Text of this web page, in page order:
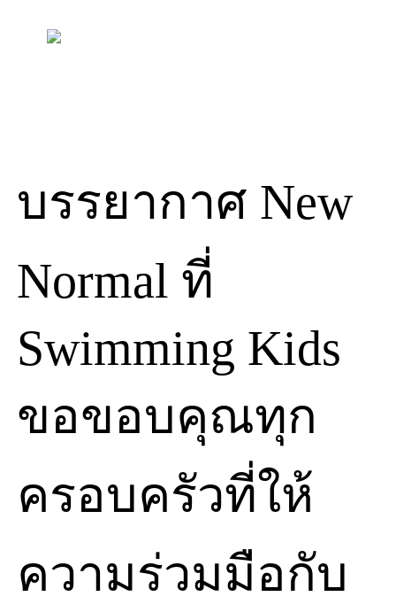
บรรยากาศ New
Normal ที่
Swimming Kids
ขอขอบคุณทุก
ครอบครัวที่ให้
ความร่วมมือกับ